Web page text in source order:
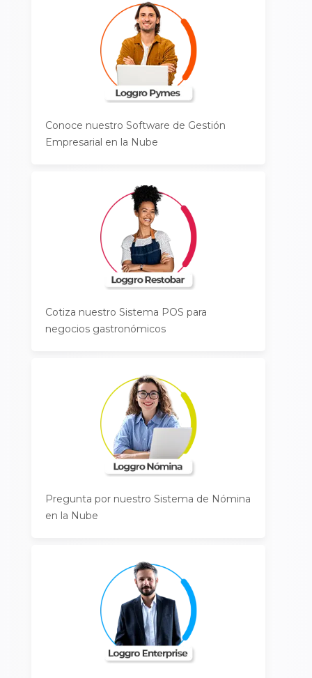
Conoce nuestro Software de Gestión
Empresarial en la Nube
Cotiza nuestro Sistema POS para
negocios gastronómicos
Pregunta por nuestro Sistema de Nómina
en la Nube